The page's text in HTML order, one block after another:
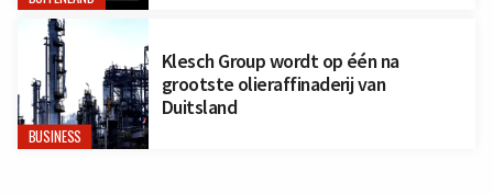
BUSINESS
Klesch Group wordt op één na
grootste olieraffinaderij van
Duitsland